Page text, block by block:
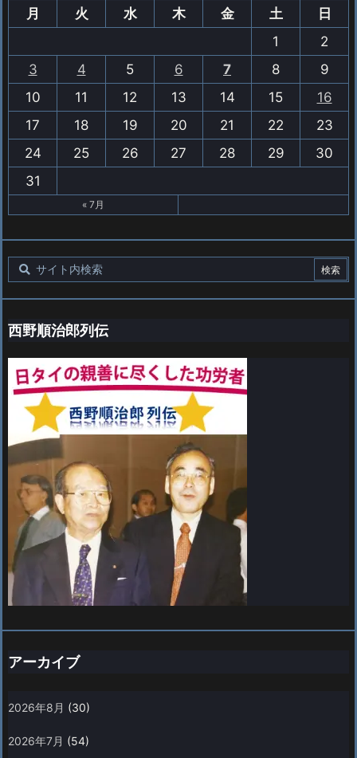
月
火 水 木 金 土
日
1
2
3
4 5 6 7 8
9
10
11 12 13 14 15
16
17
18 19 20 21 22
23
24
25 26 27 28 29
30
31
« 7月
西野順治郎列伝
アーカイブ
2026年8月 (30)
2026年7月 (54)